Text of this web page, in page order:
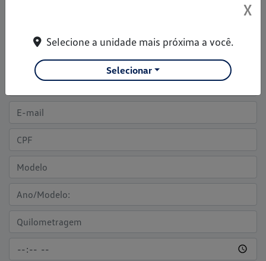
Para solicitar mais informações, por favor, preencha o formulário
X
Selecione a unidade mais próxima a você.
Selecionar